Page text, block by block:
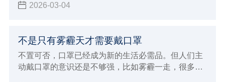
如何正确使用呢？
2026-03-04
不是只有雾霾天才需要戴口罩
不置可否，口罩已经成为新的生活必需品。但人们主
动戴口罩的意识还是不够强，比如雾霾一走，很多人